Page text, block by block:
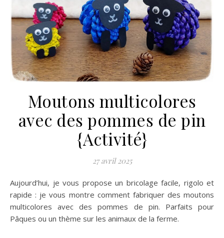
Moutons multicolores
avec des pommes de pin
{Activité}
27 avril 2025
Aujourd’hui, je vous propose un bricolage facile, rigolo et
rapide : je vous montre comment fabriquer des moutons
multicolores avec des pommes de pin. Parfaits pour
Pâques ou un thème sur les animaux de la ferme.